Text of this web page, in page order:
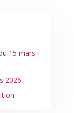
15 mars
2026